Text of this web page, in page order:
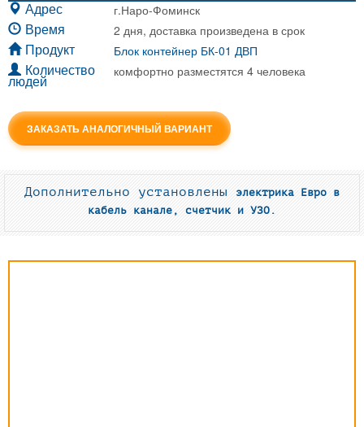
Адрес г.Наро-Фоминск
Время 2 дня, доставка произведена в срок
Продукт Блок контейнер БК-01 ДВП
Количество
людей
комфортно разместятся 4 человека
ЗАКАЗАТЬ АНАЛОГИЧНЫЙ ВАРИАНТ
Дополнительно установлены
электрика Евро в
кабель канале, счетчик и УЗО.